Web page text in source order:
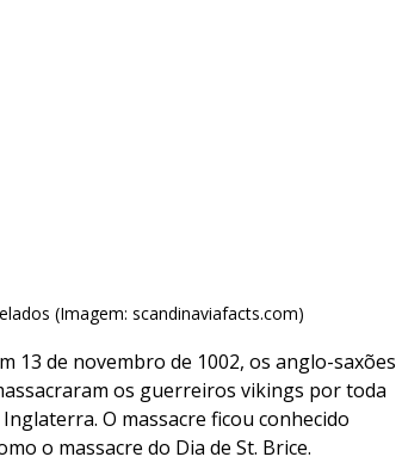
(Imagem: scandinaviafacts.com)
13 de novembro de 1002, os anglo-saxões
os guerreiros vikings por toda
Inglaterra. O massacre ficou conhecido
o massacre do Dia de St. Brice.